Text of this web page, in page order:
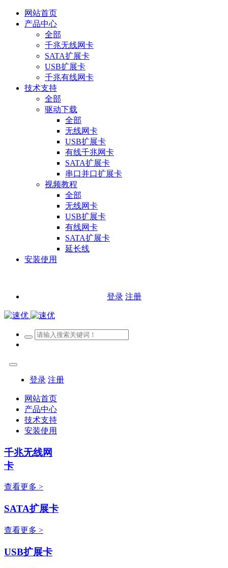
网站首页
产品中心
全部
千兆无线网卡
SATA扩展卡
USB扩展卡
千兆有线网卡
技术支持
全部
驱动下载
全部
无线网卡
USB扩展卡
有线千兆网卡
SATA扩展卡
串口并口扩展卡
视频教程
全部
无线网卡
USB扩展卡
有线网卡
SATA扩展卡
延长线
安装使用
登录 注册
登录 注册
网站首页
产品中心
技术支持
安装使用
千兆无线网
卡
查看更多 >
SATA扩展卡
查看更多 >
USB扩展卡